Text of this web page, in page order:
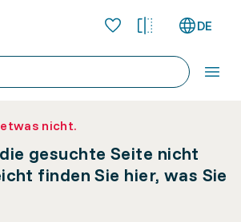
DE
nicht.
gesuchte Seite nicht
finden Sie hier, was Sie